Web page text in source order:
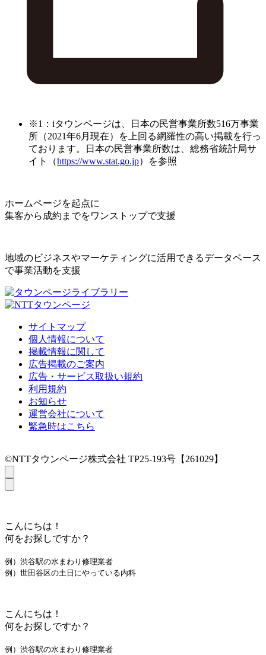
※1：iタウンページは、日本の民営事業所数516万事業
所（2021年6月現在）を上回る網羅性の高い掲載を行っ
ております。日本の民営事業所数は、総務省統計局サ
イト（https://www.stat.go.jp）を参照
ホームページを起点に
集客から成約までをワンストップで支援
地域のビジネスやマーケティングに活用できるデータベース
で事業活動を支援
サイトマップ
個人情報について
掲載情報に関して
広告掲載のご案内
広告・サービス取扱い規約
利用規約
お知らせ
運営会社について
緊急時はこちら
©NTTタウンページ株式会社 TP25-193号【261029】
こんにちは！
何をお探しですか？
例）渋谷駅の水まわり修理業者
例）世田谷区の土日にやっている内科
こんにちは！
何をお探しですか？
例）渋谷駅の水まわり修理業者